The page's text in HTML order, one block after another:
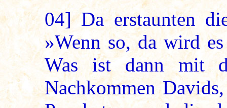
04]Da erstaunten
»Wenn so, da wird
Was ist dann mit
Nachkommen